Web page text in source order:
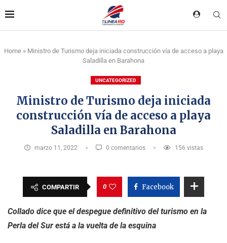
Home» Ministro de Turismo deja iniciada construcción vía de acceso a playa
Saladilla en Barahona
UNCATEGORIZED
Ministro de Turismo deja iniciada
construcción vía de acceso a playa
Saladilla en Barahona
marzo 11, 2022 0 comentarios 156 vistas
COMPARTIR 0 Facebook
Collado dice que el despegue definitivo del turismo en la
Perla del Sur está a la vuelta de la esquina